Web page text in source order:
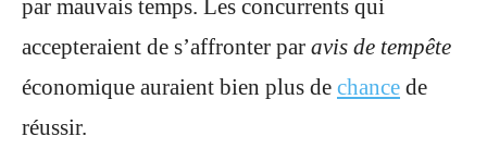
par mauvais temps. Les concurrents qui
accepteraient de s’affronter par avis de tempête
économique auraient bien plus de chance de
réussir.